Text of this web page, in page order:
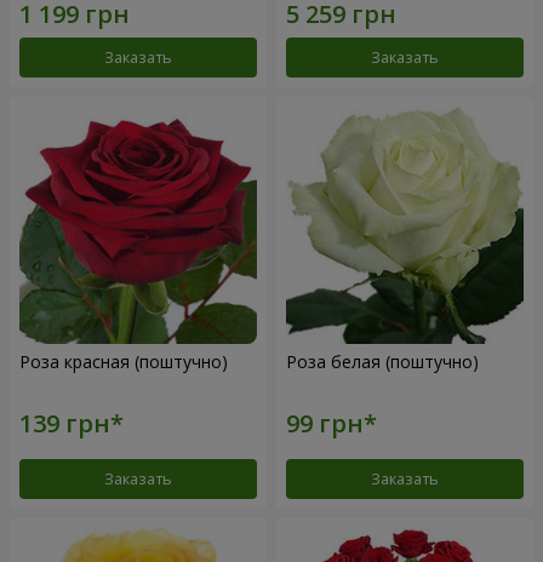
Заказать Заказать
Роза красная (поштучно)
Заказать
Роза белая (поштучно)
Заказать